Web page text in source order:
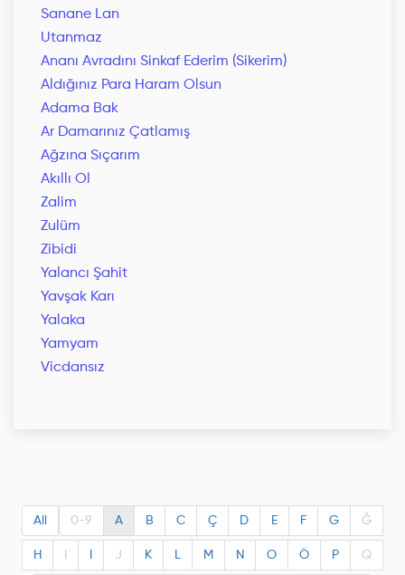
Sanane Lan
Utanmaz
Ananı Avradını Sinkaf Ederim (Sikerim)
Aldığınız Para Haram Olsun
Adama Bak
Ar Damarınız Çatlamış
Ağzına Sıçarım
Akıllı Ol
Zalim
Zulüm
Zibidi
Yalancı Şahit
Yavşak Karı
Yalaka
Yamyam
Vicdansız
All 0-9 A B C Ç D E F G Ğ
H J K L M N O Ö P Q